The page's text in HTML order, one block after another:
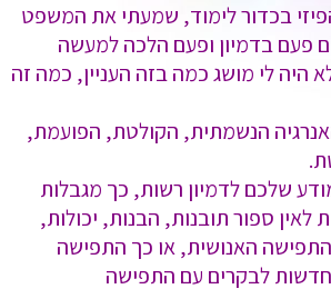
בכדור לימוד, שמעתי את המשפט
פעם בדמיון ופעם הלכה למעשה
היה לי מושג כמה בזה העניין, כמה זה
הנשמתית, הקולטת, הפועמת,
שלכם לדמיון רשות, כך מגבלות
לאין ספור תובנות, הבנות, יכולות,
האנושית, או כך התפישה
לבקרים עם התפישה